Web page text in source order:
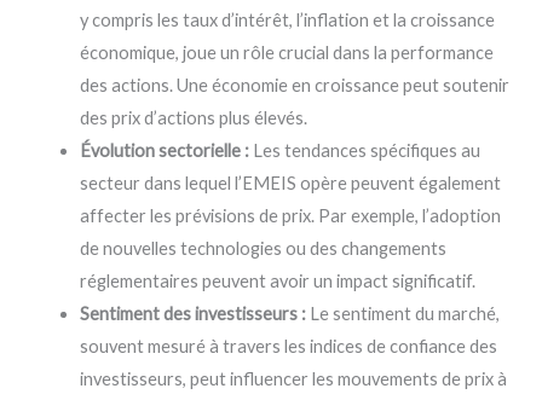
y compris les taux d’intérêt, l’inflation et la croissance
économique, joue un rôle crucial dans la performance
des actions. Une économie en croissance peut soutenir
des prix d’actions plus élevés.
Évolution sectorielle : Les tendances spécifiques au
secteur dans lequel l’EMEIS opère peuvent également
affecter les prévisions de prix. Par exemple, l’adoption
de nouvelles technologies ou des changements
réglementaires peuvent avoir un impact significatif.
Sentiment des investisseurs : Le sentiment du marché,
souvent mesuré à travers les indices de confiance des
investisseurs, peut influencer les mouvements de prix à